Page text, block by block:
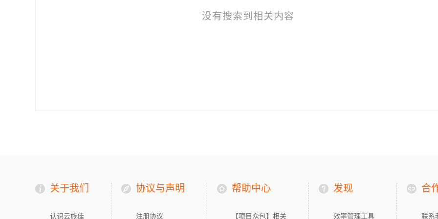
没有搜索到相关内容
关于我们
认识云族佳
协议与声明
注册协议
帮助中心
【项目众包】相关
发现
效率管理工具
合
联系